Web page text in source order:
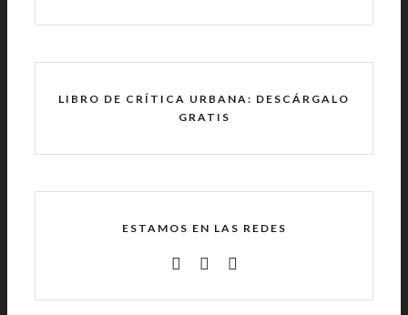
LIBRO DE CRÍTICA URBANA: DESCÁRGALO
GRATIS
ESTAMOS EN LAS REDES